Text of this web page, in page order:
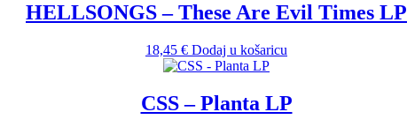
HELLSONGS – These Are Evil Times LP
18,45 € Dodaj u košaricu
CSS – Planta LP